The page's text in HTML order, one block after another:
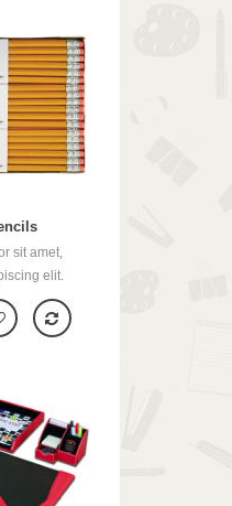
eget dolor. Aenean massa.
natoque penatibus et magnis dis
montes, nascetur ridiculus mus.
quam felis, ultricies nec,
pretium quis,
sit amet,
elit.
ligula eget
Cum sociis
eu,